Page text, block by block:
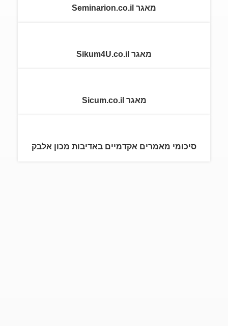
מאגר Seminarion.co.il
מאגר Sikum4U.co.il
מאגר Sicum.co.il
סיכומי מאמרים אקדמיים באדיבות מכון אלבק